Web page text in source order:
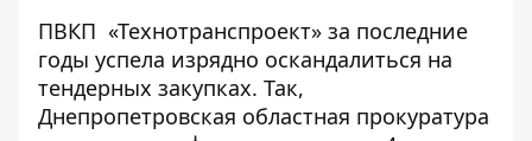
ПВКП «Технотранспроект» за последние
годы успела изрядно оскандалиться на
тендерных закупках. Так,
Днепропетровская областная прокуратура